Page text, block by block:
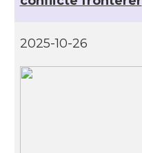
2025-10-26